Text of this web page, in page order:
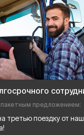
предложением:
третью поездку от